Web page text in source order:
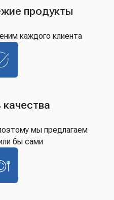
продукты
каждого клиента
мы предлагаем
бы сами